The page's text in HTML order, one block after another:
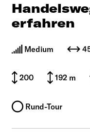
erfahren
Medium
200 192 m
Rund-Tour